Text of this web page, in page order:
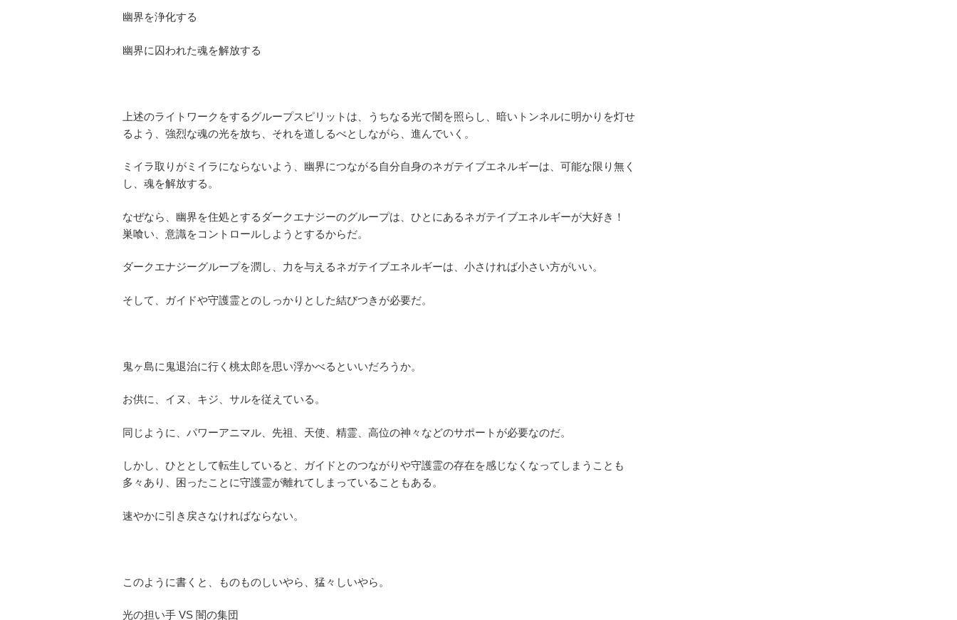
幽界を浄化する
幽界に囚われた魂を解放する
上述のライトワークをするグループスピリットは、うちなる光で闇を照らし、暗いトンネルに明かりを灯せ
るよう、強烈な魂の光を放ち、それを道しるべとしながら、進んでいく。
ミイラ取りがミイラにならないよう、幽界につながる自分自身のネガテイブエネルギーは、可能な限り無く
し、魂を解放する。
なぜなら、幽界を住処とするダークエナジーのグループは、ひとにあるネガテイブエネルギーが大好き！
巣喰い、意識をコントロールしようとするからだ。
ダークエナジーグループを潤し、力を与えるネガテイブエネルギーは、小さければ小さい方がいい。
そして、ガイドや守護霊とのしっかりとした結びつきが必要だ。
鬼ヶ島に鬼退治に行く桃太郎を思い浮かべるといいだろうか。
お供に、イヌ、キジ、サルを従えている。
同じように、パワーアニマル、先祖、天使、精霊、高位の神々などのサポートが必要なのだ。
しかし、ひととして転生していると、ガイドとのつながりや守護霊の存在を感じなくなってしまうことも
多々あり、困ったことに守護霊が離れてしまっていることもある。
速やかに引き戻さなければならない。
このように書くと、ものものしいやら、猛々しいやら。
光の担い手 VS 闇の集団